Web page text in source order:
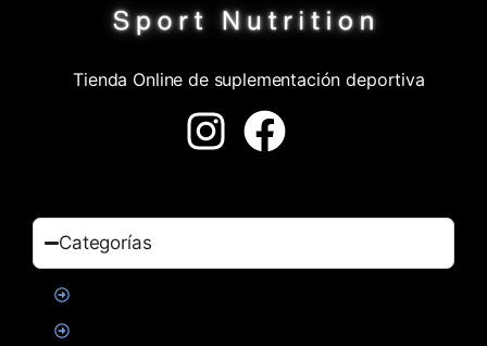
Tienda Online de suplementación deportiva
Categorías